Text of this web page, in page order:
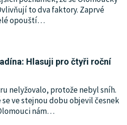
to dva faktory. Zaprvé
opouští…
Hlasuji pro čtyři roční
nelyžovalo, protože nebyl sníh.
se ve stejnou dobu objevil česnek
nám…